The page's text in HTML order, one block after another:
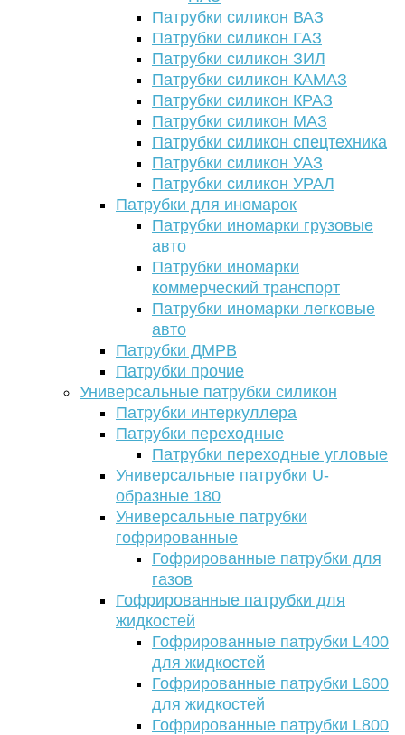
Патрубки силикон ВАЗ
Патрубки силикон ГАЗ
Патрубки силикон ЗИЛ
Патрубки силикон КАМАЗ
Патрубки силикон КРАЗ
Патрубки силикон МАЗ
Патрубки силикон спецтехника
Патрубки силикон УАЗ
Патрубки силикон УРАЛ
Патрубки для иномарок
Патрубки иномарки грузовые
авто
Патрубки иномарки
коммерческий транспорт
Патрубки иномарки легковые
авто
Патрубки ДМРВ
Патрубки прочие
Универсальные патрубки силикон
Патрубки интеркуллера
Патрубки переходные
Патрубки переходные угловые
Универсальные патрубки U-
образные 180
Универсальные патрубки
гофрированные
Гофрированные патрубки для
газов
Гофрированные патрубки для
жидкостей
Гофрированные патрубки L400
для жидкостей
Гофрированные патрубки L600
для жидкостей
Гофрированные патрубки L800